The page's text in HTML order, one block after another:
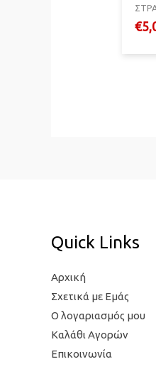
€
Quick Links
Αρχική
Σχετικά με Εμάς
Ο λογαριασμός μου
Καλάθι Αγορών
Επικοινωνία